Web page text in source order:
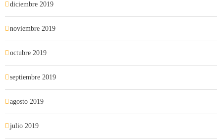
diciembre 2019
noviembre 2019
octubre 2019
septiembre 2019
agosto 2019
julio 2019